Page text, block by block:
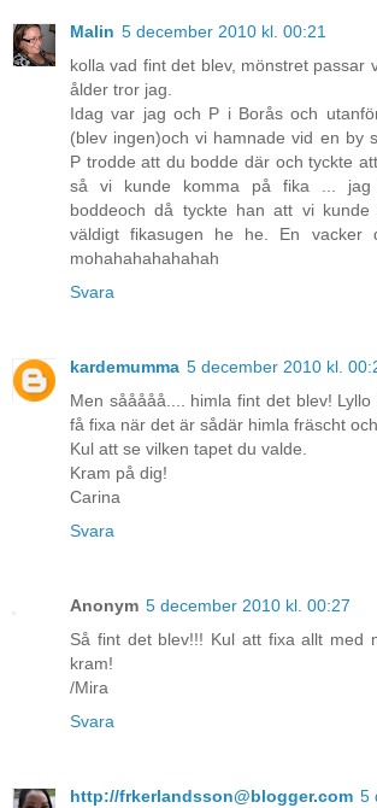
Malin 5 december 2010 kl. 00:21
kolla vad fint det blev, mönstret passar
ålder tror jag.
Idag var jag och P i Borås och
(blev ingen)och vi hamnade vid en by
P trodde att du bodde där och tyckte
så vi kunde komma på fika ... jag
boddeoch då tyckte han att vi
väldigt fikasugen he he. En vacker
mohahahahahahah
Svara
kardemumma 5 december 2010 kl.
Men sååååå.... himla fint det blev!
få fixa när det är sådär himla fräscht
Kul att se vilken tapet du valde.
Kram på dig!
Carina
Svara
Anonym 5 december 2010 kl. 00:27
Så fint det blev!!! Kul att fixa allt med
kram!
/Mira
Svara
http://frkerlandsson@blogger.com 5